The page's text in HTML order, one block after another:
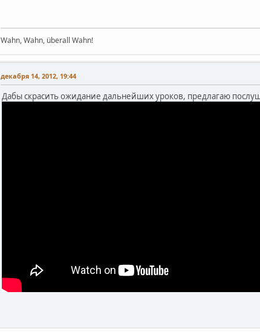
Wahn, Wahn, überall Wahn!
декабря 14, 2012, 19:44
Дабы скрасить ожидание дальнейших уроков, предлагаю